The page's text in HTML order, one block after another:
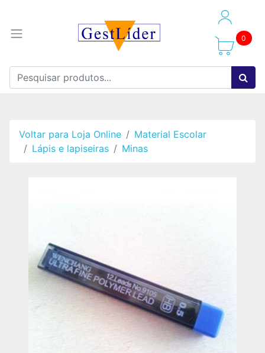
0
Voltar para Loja Online
Material Escolar
Lápis e lapiseiras
Minas